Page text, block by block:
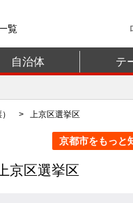
覧
自治体 テ
> 上京区選挙区
京都市をもっと
京区選挙区